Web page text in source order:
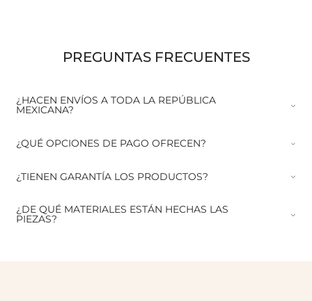
PREGUNTAS FRECUENTES
¿HACEN ENVÍOS A TODA LA REPÚBLICA
MEXICANA?
¿QUÉ OPCIONES DE PAGO OFRECEN?
¿TIENEN GARANTÍA LOS PRODUCTOS?
¿DE QUÉ MATERIALES ESTÁN HECHAS LAS
PIEZAS?